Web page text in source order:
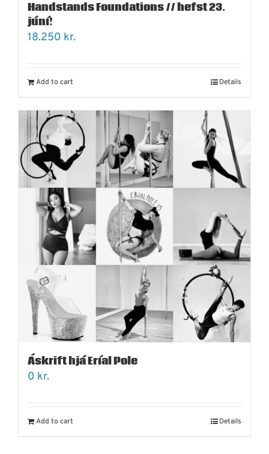
Handstands Foundations // hefst 23.
júní!
18.250 kr.
Add to cart Details
Áskrift hjá Eríal Pole
0 kr.
Add to cart Details